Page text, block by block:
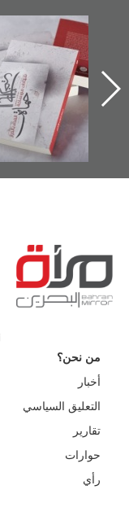
"حماة الباب الأخير":
الإصدار الأول عن
اعتصام الدراز
وأحداث ساحة
الفداء لمركز أوال
للدراسات والتوثيق
من نحن؟
أخبار
التعليق السياسي
تقارير
حوارات
رأي